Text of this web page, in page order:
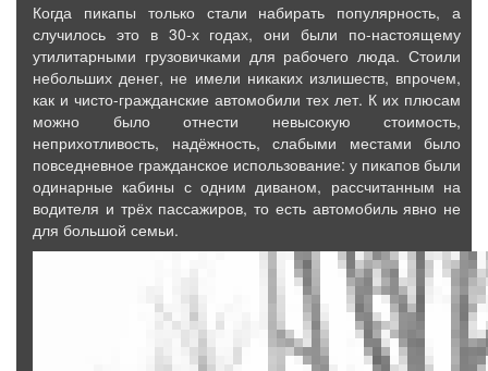
Когда пикапы только стали набирать популярность, а
случилось это в 30-х годах, они были по-настоящему
утилитарными грузовичками для рабочего люда. Стоили
небольших денег, не имели никаких излишеств, впрочем,
как и чисто-гражданские автомобили тех лет. К их плюсам
можно было отнести невысокую стоимость,
неприхотливость, надёжность, слабыми местами было
повседневное гражданское использование: у пикапов были
одинарные кабины с одним диваном, рассчитанным на
водителя и трёх пассажиров, то есть автомобиль явно не
для большой семьи.